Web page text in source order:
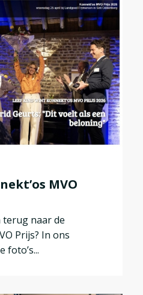
MVO
terug naar de
Prijs? In ons
foto’s...